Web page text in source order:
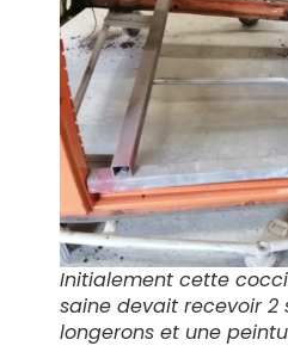
Initialement cette
saine devait recevoir 2
longerons et une